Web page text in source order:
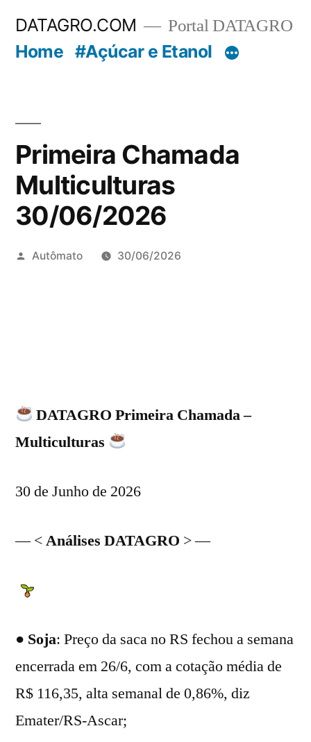
DATAGRO.COM Portal DATAGRO
Home #Açúcar e Etanol
Primeira Chamada
Multiculturas
30/06/2026
Publicado
Autômato 30/06/2026
DATAGRO Primeira Chamada –
Multiculturas
30 de Junho de 2026
— <Análises DATAGRO > —
● Soja: Preço da saca no RS fechou a semana
encerrada em 26/6, com a cotação média de
R$ 116,35, alta semanal de 0,86%, diz
Emater/RS-Ascar;